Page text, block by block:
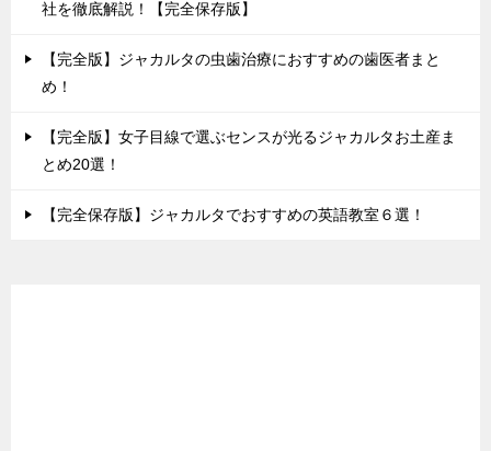
社を徹底解説！【完全保存版】
【完全版】ジャカルタの虫歯治療におすすめの歯医者まと
め！
【完全版】女子目線で選ぶセンスが光るジャカルタお土産ま
とめ20選！
【完全保存版】ジャカルタでおすすめの英語教室６選！